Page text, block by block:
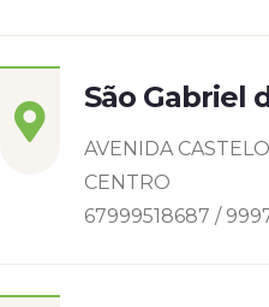
São Gabriel
AVENIDA
CENTRO
67999518687 /